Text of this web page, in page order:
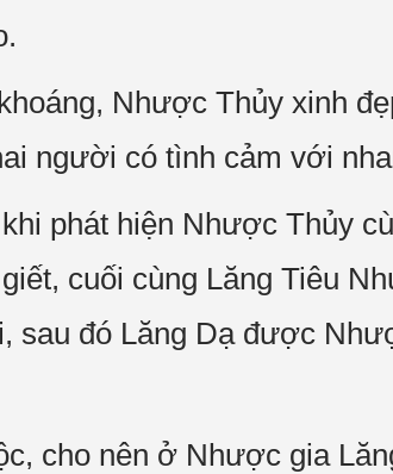
Nhược Thủy xinh
người có tình cảm với
phát hiện Nhược Thủy
cuối cùng Lăng Tiêu
sau đó Lăng Dạ được
cho nên ở Nhược gia